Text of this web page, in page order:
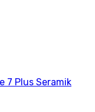
7 Plus Seramik